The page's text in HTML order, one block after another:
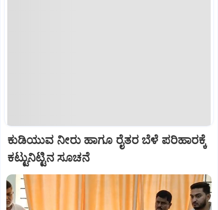
ಕುಡಿಯುವ ನೀರು ಹಾಗೂ ರೈತರ ಬೆಳೆ ಪರಿಹಾರಕ್ಕೆ
ಕಟ್ಟುನಿಟ್ಟಿನ ಸೂಚನೆ